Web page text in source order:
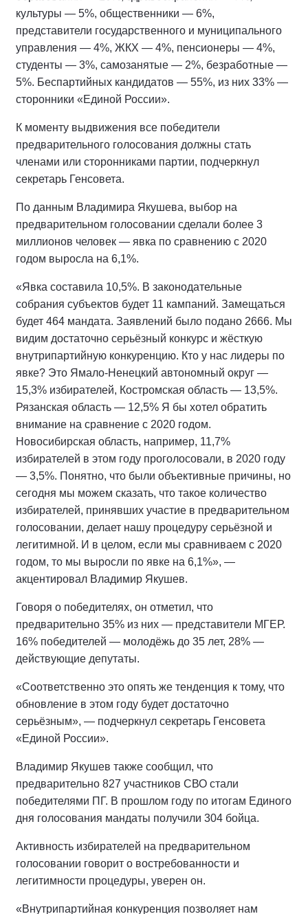
культуры — 5%, общественники — 6%,
представители государственного и муниципального
управления — 4%, ЖКХ — 4%, пенсионеры — 4%,
студенты — 3%, самозанятые — 2%, безработные —
5%. Беспартийных кандидатов — 55%, из них 33% —
сторонники «Единой России».
К моменту выдвижения все победители
предварительного голосования должны стать
членами или сторонниками партии, подчеркнул
секретарь Генсовета.
По данным Владимира Якушева, выбор на
предварительном голосовании сделали более 3
миллионов человек — явка по сравнению с 2020
годом выросла на 6,1%.
«Явка составила 10,5%. В законодательные
собрания субъектов будет 11 кампаний. Замещаться
будет 464 мандата. Заявлений было подано 2666. Мы
видим достаточно серьёзный конкурс и жёсткую
внутрипартийную конкуренцию. Кто у нас лидеры по
явке? Это Ямало-Ненецкий автономный округ —
15,3% избирателей, Костромская область — 13,5%.
Рязанская область — 12,5% Я бы хотел обратить
внимание на сравнение с 2020 годом.
Новосибирская область, например, 11,7%
избирателей в этом году проголосовали, в 2020 году
— 3,5%. Понятно, что были объективные причины, но
сегодня мы можем сказать, что такое количество
избирателей, принявших участие в предварительном
голосовании, делает нашу процедуру серьёзной и
легитимной. И в целом, если мы сравниваем с 2020
годом, то мы выросли по явке на 6,1%», —
акцентировал Владимир Якушев.
Говоря о победителях, он отметил, что
предварительно 35% из них — представители МГЕР.
16% победителей — молодёжь до 35 лет, 28% —
действующие депутаты.
«Соответственно это опять же тенденция к тому, что
обновление в этом году будет достаточно
серьёзным», — подчеркнул секретарь Генсовета
«Единой России».
Владимир Якушев также сообщил, что
предварительно 827 участников СВО стали
победителями ПГ. В прошлом году по итогам Единого
дня голосования мандаты получили 304 бойца.
Активность избирателей на предварительном
голосовании говорит о востребованности и
легитимности процедуры, уверен он.
«Внутрипартийная конкуренция позволяет нам